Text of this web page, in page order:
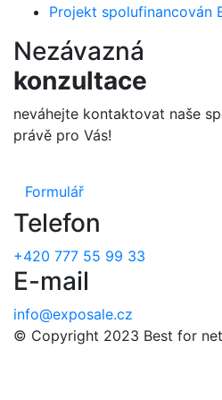
Projekt spolufinancován
Nezávazná
konzultace
neváhejte kontaktovat naše
právě pro Vás!
Formulář
Telefon
+420 777 55 99 33
E-mail
info@exposale.cz
© Copyright 2023 Best for